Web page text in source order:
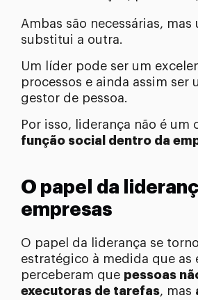
Ambas são necessárias, mas
substitui a outra.
Um líder pode ser um
processos e ainda assim ser
gestor de pessoa.
Por isso, liderança não é um
função social dentro da
O papel da
empresas
O papel da liderança se
estratégico à medida que as
perceberam que pessoas
executoras de tarefas, mas